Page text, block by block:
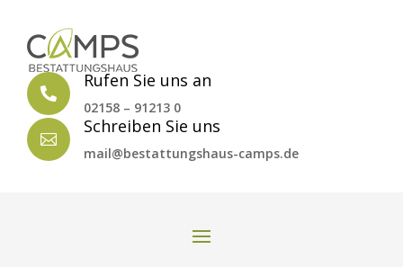

Rufen Sie uns an
02158 – 91213 0

Schreiben Sie uns
mail@bestattungshaus-camps.de